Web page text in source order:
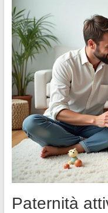
Paternità